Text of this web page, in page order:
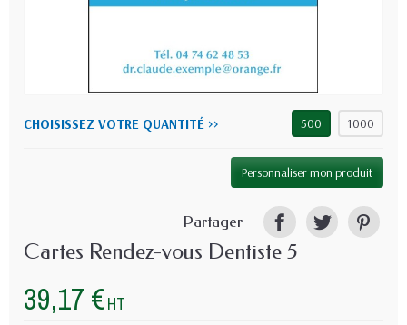
CHOISISSEZ VOTRE QUANTITÉ >> 500 1000
Personnaliser mon produit
Partager
Cartes Rendez-vous Dentiste 5
39,17 € HT